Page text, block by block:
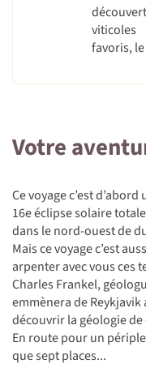
favoris, le
Votre
Ce voyage c’est
16e éclipse solaire
dans le nord-ouest de
Mais ce voyage c’est
arpenter avec vous ces
Charles Frankel,
emmènera de
découvrir la géologie
En route pour un
que sept places...